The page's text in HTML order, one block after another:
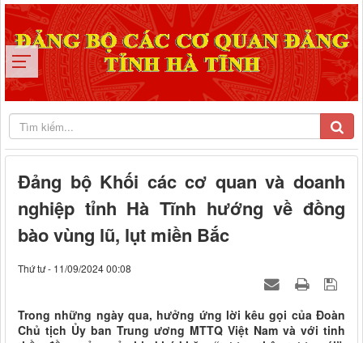
Đảng bộ Khối các cơ quan và doanh
nghiệp tỉnh Hà Tĩnh hướng về đồng
bào vùng lũ, lụt miền Bắc
Thứ tư - 11/09/2024 00:08
Trong những ngày qua, hưởng ứng lời kêu gọi của Đoàn
Chủ tịch Ủy ban Trung ương MTTQ Việt Nam và với tinh